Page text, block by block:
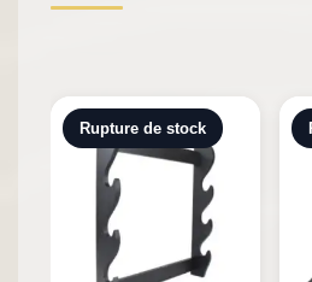
Rupture de stock